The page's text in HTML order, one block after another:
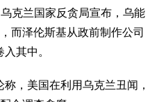
克兰国家反贪局宣布，乌能
而泽伦斯基从政前制作公司
其中。
，美国在利用乌克兰丑闻，